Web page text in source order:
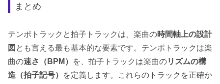
まとめ
テンポトラックと拍子トラックは、楽曲の時間軸上の設計
図 とも言える最も基本的な要素です。テンポトラックは楽
曲の速さ（BPM） を、拍子トラックは楽曲のリズムの構
造（拍子記号）
を定義します。これらのトラックを正確か